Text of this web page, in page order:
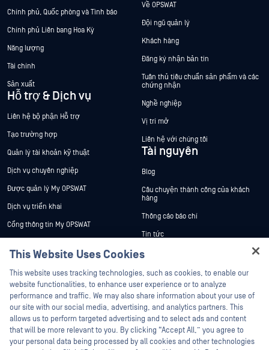
Chính phủ, Quốc phòng và Tình báo
Chính phủ Liên bang Hoa Kỳ
Năng lượng
Tài chính
Sản xuất
Hỗ trợ & Dịch vụ
Liên hệ bộ phận Hỗ trợ
Tạo trường hợp
Quản lý tài khoản kỹ thuật
Dịch vụ chuyên nghiệp
Được quản lý My OPSWAT
Dịch vụ triển khai
Cổng thông tin My OPSWAT
Đào tạo
Chương trình Xử lý Lỗ hổng Bảo mật
Đối tác
Chứng nhận
Đối tác công nghệ
Chương trình đối tác kênh phân phối
Về OPSWAT
Đội ngũ quản lý
Khách hàng
Đăng ký nhận bản tin
Tuân thủ tiêu chuẩn sản phẩm và các
chứng nhận
Nghề nghiệp
Vị trí mở
Liên hệ với chúng tôi
Tài nguyên
Blog
Câu chuyện thành công của khách
hàng
Thông cáo báo chí
Tin tức
Sự kiện
Hội thảo trên trực tuyến
Datasheets
White Papers
Công cụ miễn phí
This Website Uses Cookies
This website uses tracking technologies, such as cookies, to enable our
website functionalities, to enhance user experience or to analyze
performance and traffic. We may also share information about your use of
our site with our social media, advertising, and analytics partners. This
allows us to perform targeted advertising and to select ads and content
that will be more relevant to you. By clicking “Accept All,” you agree to
your personal data being processed by all cookies and other technologies
Hey there!
I'm Ozzy, your OPSWAT virtual assistant.
How can I help you secure what's critical
today?